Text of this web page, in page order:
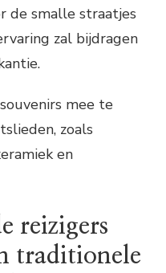
de smalle straatjes
zal bijdragen
mee te
zoals
en
reizigers
traditionele